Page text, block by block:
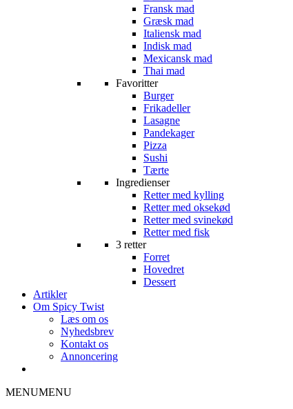
Fransk mad
Græsk mad
Italiensk mad
Indisk mad
Mexicansk mad
Thai mad
Favoritter
Burger
Frikadeller
Lasagne
Pandekager
Pizza
Sushi
Tærte
Ingredienser
Retter med kylling
Retter med oksekød
Retter med svinekød
Retter med fisk
3 retter
Forret
Hovedret
Dessert
Artikler
Om Spicy Twist
Læs om os
Nyhedsbrev
Kontakt os
Annoncering
MENUMENU